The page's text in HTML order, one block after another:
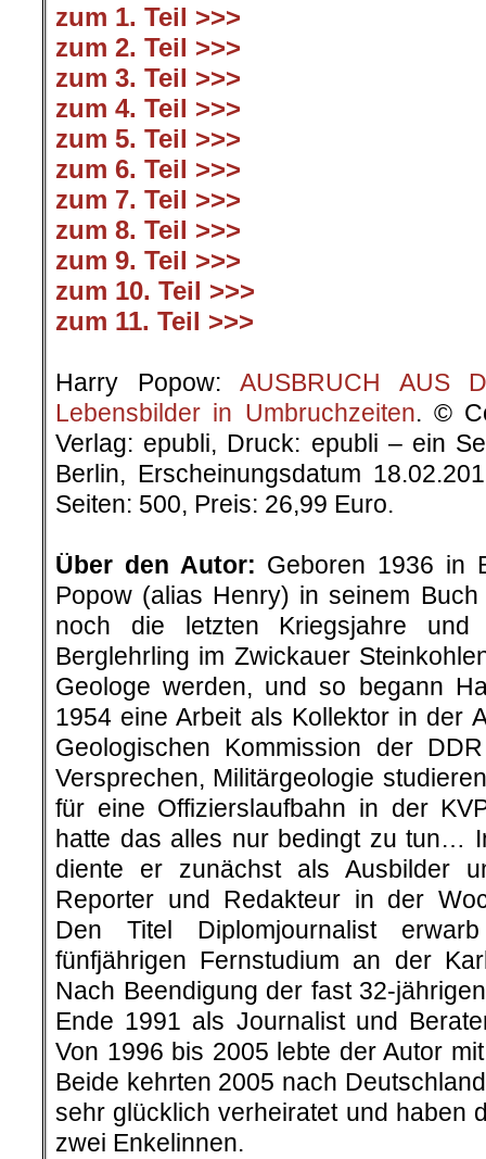
zum 1. Teil >>>
zum 2. Teil >>>
zum 3. Teil >>>
zum 4. Teil >>>
zum 5. Teil >>>
zum 6. Teil >>>
zum 7. Teil >>>
zum 8. Teil >>>
zum 9. Teil >>>
zum 10. Teil >>>
zum 11. Teil >>>
Harry Popow: AUSBRUCH AUS
Lebensbilder in Umbruchzeiten. ©
Verlag: epubli, Druck: epubli – ein
Berlin, Erscheinungsdatum
Seiten: 500, Preis: 26,99 Euro.
Über den Autor: Geboren 1936 in
Popow (alias Henry) in seinem Buch
noch die letzten Kriegsjahre
Berglehrling im Zwickauer
Geologe werden, und so begann
1954 eine Arbeit als Kollektor in der
Geologischen Kommission der
Versprechen, Militärgeologie
für eine Offizierslaufbahn in der
hatte das alles nur bedingt zu tun…
diente er zunächst als Ausbilder
Reporter und Redakteur in der
Den Titel Diplomjournalist
fünfjährigen Fernstudium an der
Nach Beendigung der fast 32-
Ende 1991 als Journalist und
Von 1996 bis 2005 lebte der Autor
Beide kehrten 2005 nach
sehr glücklich verheiratet und haben
zwei Enkelinnen.